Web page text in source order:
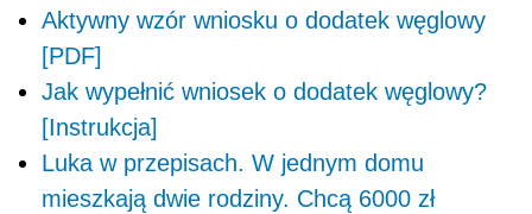
Aktywny wzór wniosku o dodatek węglowy
[PDF]
Jak wypełnić wniosek o dodatek węglowy?
[Instrukcja]
Luka w przepisach. W jednym domu
mieszkają dwie rodziny. Chcą 6000 zł